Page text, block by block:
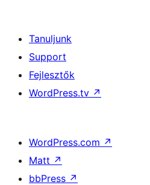
Tanuljunk
Support
Fejlesztők
WordPress.tv ↗
WordPress.com ↗
Matt ↗
bbPress ↗